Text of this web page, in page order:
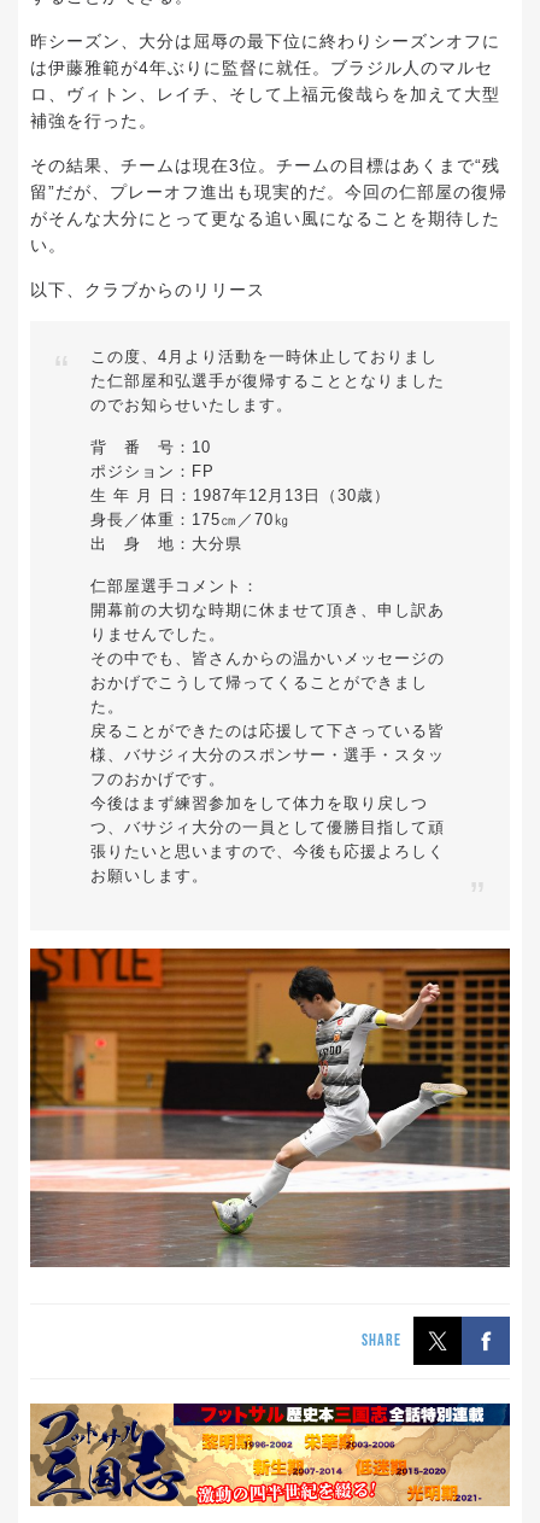
昨シーズン、大分は屈辱の最下位に終わりシーズンオフに
は伊藤雅範が4年ぶりに監督に就任。ブラジル人のマルセ
ロ、ヴィトン、レイチ、そして上福元俊哉らを加えて大型
補強を行った。
その結果、チームは現在3位。チームの目標はあくまで“残
留”だが、プレーオフ進出も現実的だ。今回の仁部屋の復帰
がそんな大分にとって更なる追い風になることを期待した
い。
以下、クラブからのリリース
この度、4月より活動を一時休止しておりまし
た仁部屋和弘選手が復帰することとなりました
のでお知らせいたします。
背 番 号：10
ポジション：FP
生 年 月 日：1987年12月13日（30歳）
身長／体重：175㎝／70㎏
出 身 地：大分県
仁部屋選手コメント：
開幕前の大切な時期に休ませて頂き、申し訳あ
りませんでした。
その中でも、皆さんからの温かいメッセージの
おかげでこうして帰ってくることができまし
た。
戻ることができたのは応援して下さっている皆
様、バサジィ大分のスポンサー・選手・スタッ
フのおかげです。
今後はまず練習参加をして体力を取り戻しつ
つ、バサジィ大分の一員として優勝目指して頑
張りたいと思いますので、今後も応援よろしく
お願いします。
SHARE